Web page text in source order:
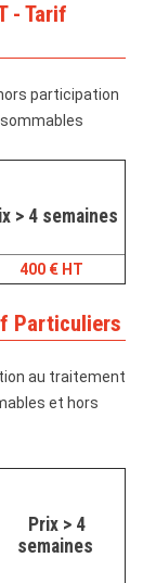
- Tarif
participation
> 4 semaines
400 € HT
Particuliers
au traitement
et hors
Prix > 4
semaines